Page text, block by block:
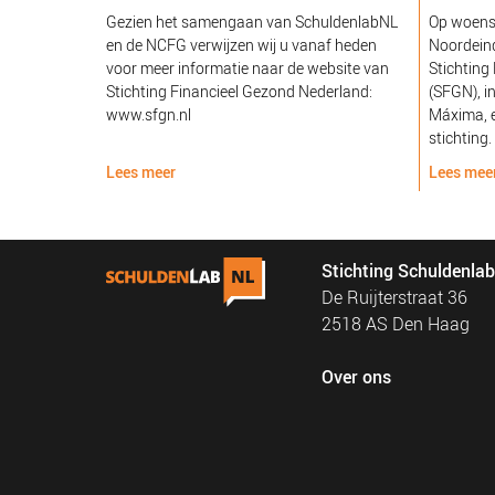
Gezien het samengaan van SchuldenlabNL
en de NCFG verwijzen wij u vanaf heden
voor meer informatie naar de website van
Stichting Financieel Gezond Nederland:
www.sfgn.nl
Lees meer
Op
Stichting
(SFGN),
Máxima,
stichting.
Lees
Stichting
De Ruijterstraat 36
2518 AS Den Haag
Over ons